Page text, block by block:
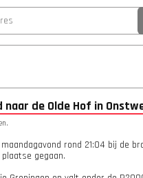
de Olde Hof in
rond 21:04 bij de
gegaan.